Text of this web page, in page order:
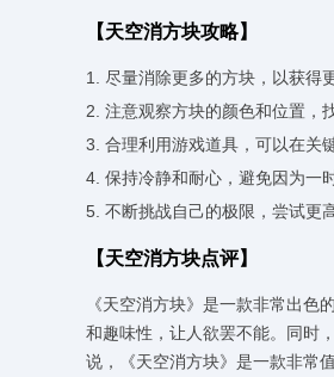
【天空消方块攻略】
1. 尽量消除更多的方块，以获得
2. 注意观察方块的颜色和位置，
3. 合理利用游戏道具，可以在关
4. 保持冷静和耐心，避免因为一
5. 不断挑战自己的极限，尝试更
【天空消方块点评】
《天空消方块》是一款非常出
和趣味性，让人欲罢不能。同时
说，《天空消方块》是一款非常